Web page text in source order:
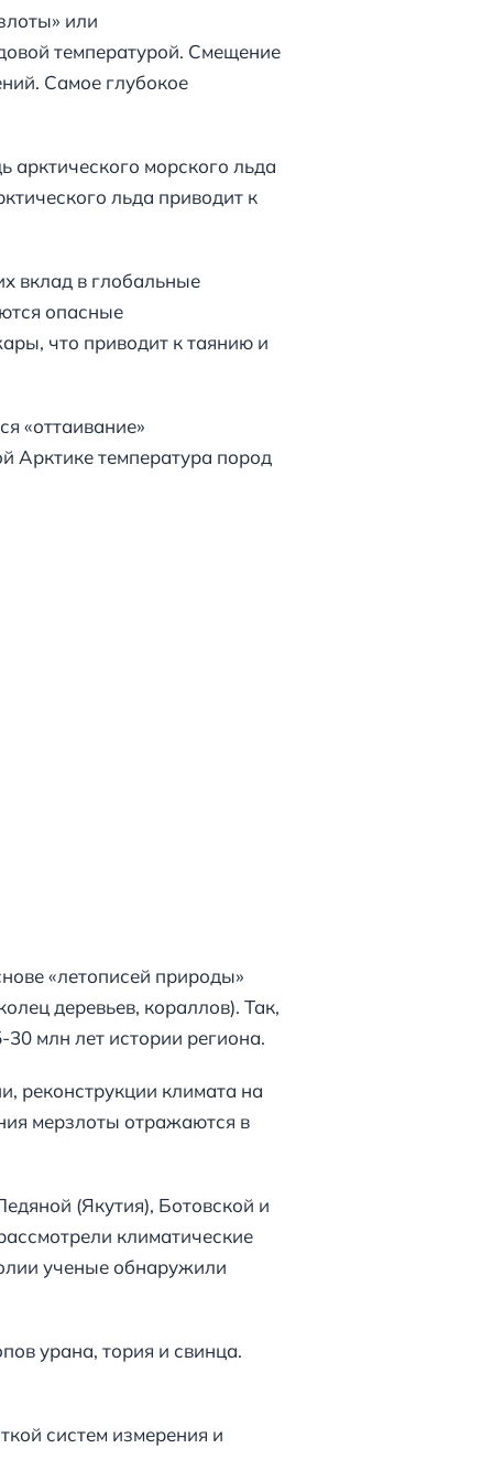
или
температурой. Смещение
Самое глубокое
арктического морского льда
льда приводит к
вклад в глобальные
опасные
что приводит к таянию и
«оттаивание»
Арктике температура пород
«летописей природы»
деревьев, кораллов). Так,
млн лет истории региона.
реконструкции климата на
мерзлоты отражаются в
(Якутия), Ботовской и
климатические
ученые обнаружили
урана, тория и свинца.
систем измерения и